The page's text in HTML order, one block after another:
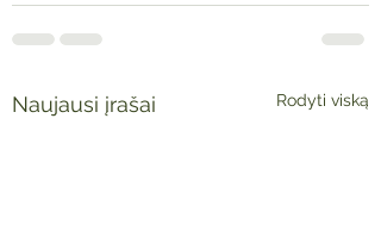
Naujausi įrašai Rodyti viską